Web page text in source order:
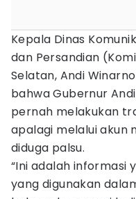
Kepala Dinas
dan Persandian
Selatan, Andi
bahwa Gubernur
pernah melakukan
apalagi melalui akun
diduga palsu.
“Ini adalah informasi
yang digunakan